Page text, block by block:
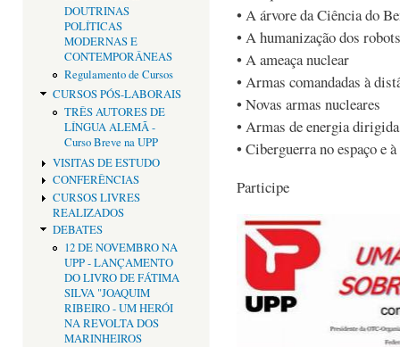
DOUTRINAS
POLÍTICAS
MODERNAS E
CONTEMPORÂNEAS
Regulamento de Cursos
CURSOS PÓS-LABORAIS
TRÊS AUTORES DE
LÍNGUA ALEMÃ -
Curso Breve na UPP
VISITAS DE ESTUDO
CONFERÊNCIAS
CURSOS LIVRES
REALIZADOS
DEBATES
12 DE NOVEMBRO NA
UPP - LANÇAMENTO
DO LIVRO DE FÁTIMA
SILVA "JOAQUIM
RIBEIRO - UM HERÓI
NA REVOLTA DOS
MARINHEIROS
• A árvore da Ciência do
• A humanização dos
• A ameaça nuclear
• Armas comandadas à
• Novas armas nucleares
• Armas de energia dirigida
• Ciberguerra no espaço e
Participe